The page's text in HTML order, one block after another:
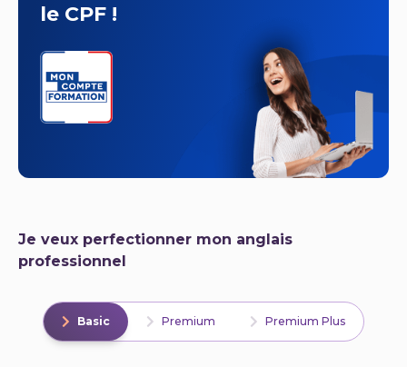
le CPF !
Je veux perfectionner mon anglais
professionnel
Basic Premium Premium Plus